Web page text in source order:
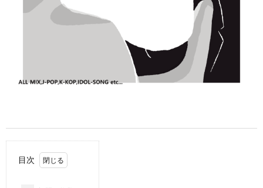
目次